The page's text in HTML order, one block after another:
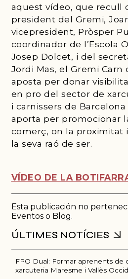
aquest vídeo, que recull
president del Gremi,
vicepresident, Pròsper
coordinador de l’Escola
Josep Dolcet, i del
Jordi Mas, el Gremi Carn
aposta per donar
en pro del sector de
i carnissers de
aporta per promocionar
comerç, on la proximitat
la seva raó de ser.
VÍDEO DE LA
Esta publicación no
Eventos o Blog.
FPO Dual: Formar aprenents de
xarcuteria Maresme i Vallès